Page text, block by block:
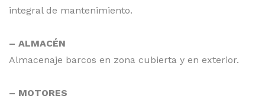
integral de mantenimiento.
– ALMACÉN
Almacenaje barcos en zona cubierta y en exterior.
– MOTORES